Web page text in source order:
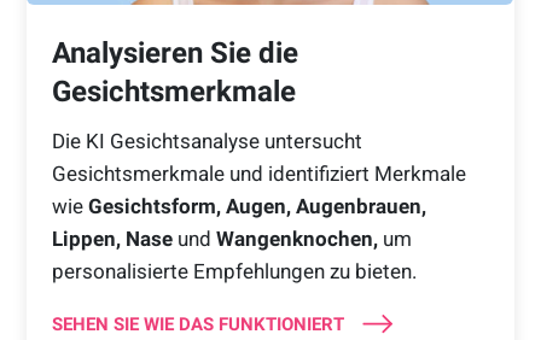
Analysieren Sie die
Gesichtsmerkmale
Die KI Gesichtsanalyse untersucht
Gesichtsmerkmale und identifiziert Merkmale
wie Gesichtsform, Augen, Augenbrauen,
Lippen, Naseund Wangenknochen,um
personalisierte Empfehlungen zu bieten.
SEHEN SIE WIE DAS FUNKTIONIERT